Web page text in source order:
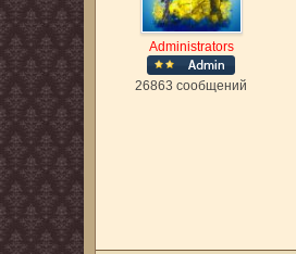
Administrators
26863 сообщений